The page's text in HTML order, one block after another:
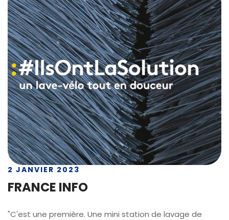
2 JANVIER 2023
FRANCE INFO
"C'est une première. Une mini station de lavage de